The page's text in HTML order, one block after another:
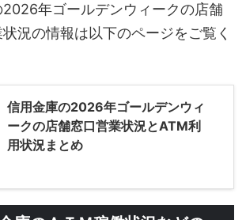
年ゴールデンウィークの店舗
況の情報は以下のページをご覧く
信用金庫の2026年ゴールデンウィ
ークの店舗窓口営業状況とATM利
用状況まとめ